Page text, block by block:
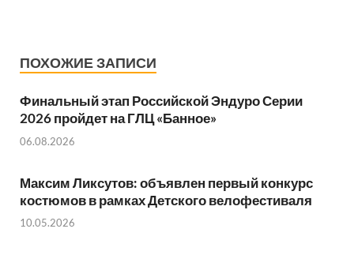
ПОХОЖИЕ ЗАПИСИ
Финальный этап Российской Эндуро Серии
2026 пройдет на ГЛЦ «Банное»
06.08.2026
Максим Ликсутов: объявлен первый конкурс
костюмов в рамках Детского велофестиваля
10.05.2026